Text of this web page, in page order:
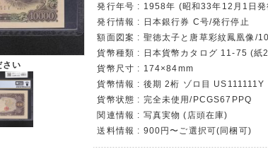
さい
発行年号 : 1958年 (昭和33年12月1日発
発行情報 : 日本銀行券 C号/発行停止
額面図案 : 聖徳太子と唐草彩紋鳳凰像/
貨幣種類 : 日本貨幣カタログ 11-75 (紙
貨幣尺寸 : 174×84mm
貨幣情報 : 後期 2桁 ゾロ目 US111111Y
貨幣状態 : 完全未使用/PCGS67PPQ
関連情報 : 写真実物 (店頭在庫)
送料情報 : 900円〜ご選択可(同梱可)